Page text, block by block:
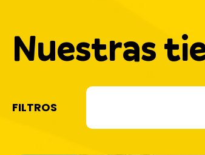
Nuestras
FILTROS